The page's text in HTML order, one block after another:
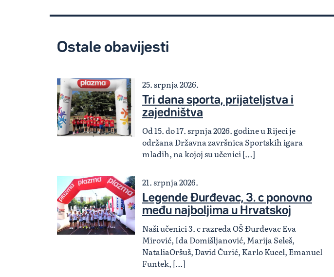
Ostale obavijesti
25. srpnja 2026.
Tri dana sporta, prijateljstva i
zajedništva
Od 15. do 17. srpnja 2026. godine u Rijeci je
održana Državna završnica Sportskih igara
mladih, na kojoj su učenici […]
21. srpnja 2026.
Legende Đurđevac, 3. c ponovno
među najboljima u Hrvatskoj
Naši učenici 3. c razreda OŠ Đurđevac Eva
Mirović, Ida Domišljanović, Marija Seleš,
NataliaOršuš, David Ćurić, Karlo Kucel, Emanuel
Funtek, […]